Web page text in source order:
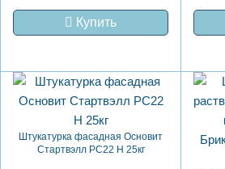
Купить
Штукатурка фасадная Основит
Стартвэлл PC22 H 25кг